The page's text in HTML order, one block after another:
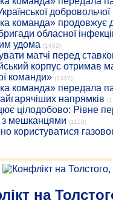
добровольчої
команда»
обласної
удома (1462)
матчі перед
корпус отримав
команди» (1337)
команда» передала
напрямків
цілодобово: Рівне
з мешканцями (1153)
користуватися
на